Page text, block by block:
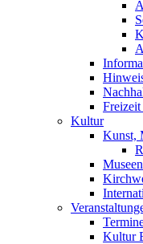
Kultur
Kunst,
Museen
Kultur